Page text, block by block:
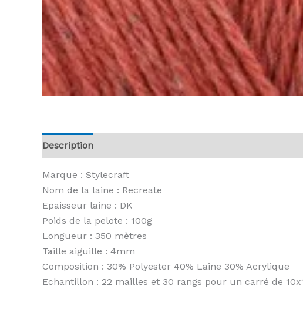
Description
Marque : Stylecraft
Nom de la laine : Recreate
Epaisseur laine : DK
Poids de la pelote : 100g
Longueur : 350 mètres
Taille aiguille : 4mm
Composition : 30% Polyester 40% Laine 30% Acrylique
Echantillon : 22 mailles et 30 rangs pour un carré de